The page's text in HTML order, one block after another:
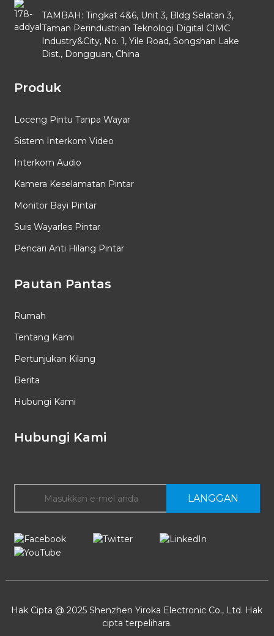
TAMBAH: Tingkat 4&6, Unit 3, Bldg Selatan 3,
Taman Perindustrian Teknologi Digital CIMC
Industry&City, No. 1, Yile Road, Songshan Lake
Dist., Dongguan, China
Produk
Loceng Pintu Tanpa Wayar
Sistem Interkom Video
Interkom Audio
Kamera Keselamatan Pintar
Monitor Bayi Pintar
Suis Wayarles Pintar
Pencari Anti Hilang Pintar
Pautan Pantas
Rumah
Tentang Kami
Pertunjukan Kilang
Berita
Hubungi Kami
Hubungi Kami
LANGGAN
Hak Cipta @ 2025 Shenzhen Yiroka Electronic Co., Ltd. Hak
cipta terpelihara.